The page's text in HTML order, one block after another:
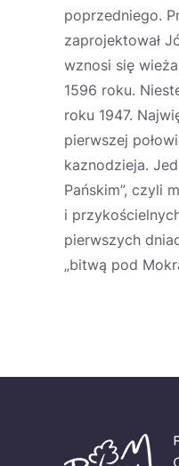
poprzedniego.
zaprojektował
wznosi się
1596 roku.
roku 1947.
pierwszej
kaznodzieja.
Pańskim”, czyli
i
pierwszych
„bitwą pod